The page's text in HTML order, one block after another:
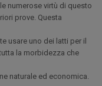
numerose virtù di questo
prove. Questa
usare uno dei latti per il
la morbidezza che
naturale ed economica.